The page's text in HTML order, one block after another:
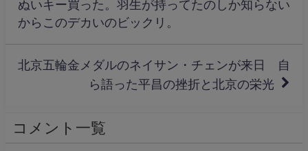
ぬいキー買った。羽生が持ってたのしか知らない
からこのデカいのビックリ。
北京五輪金メダルのネイサン・チェンが来日 自
ら語った平昌の挫折と北京の栄光
コメント一覧